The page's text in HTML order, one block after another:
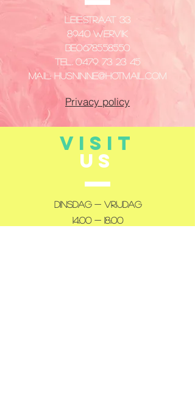
Leiestraat 33
8940 Wervik
​BE0678558550
Tel.0479 73 23 45
Mail: husninne@hotmail.com
Privacy policy
VISIT
US
Dinsdag - Vrijdag
14:00 - 18:00